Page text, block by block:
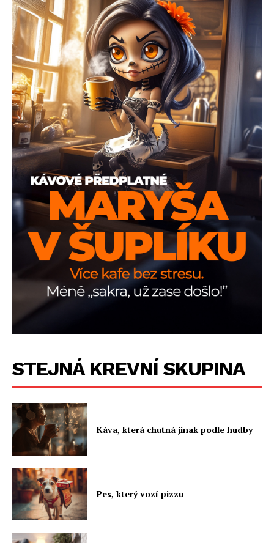
STEJNÁ KREVNÍ SKUPINA
Káva, která chutná jinak podle hudby
Pes, který vozí pizzu